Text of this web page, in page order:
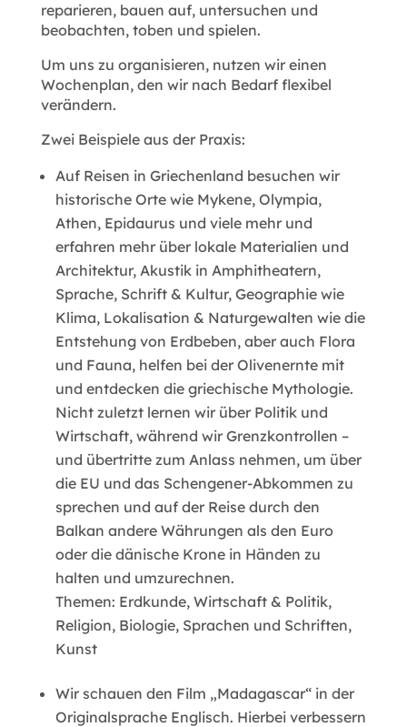
reparieren, bauen auf, untersuchen und
beobachten, toben und spielen.
Um uns zu organisieren, nutzen wir einen
Wochenplan, den wir nach Bedarf flexibel
verändern.
Zwei Beispiele aus der Praxis:
Auf Reisen in Griechenland besuchen wir
historische Orte wie Mykene, Olympia,
Athen, Epidaurus und viele mehr und
erfahren mehr über lokale Materialien und
Architektur, Akustik in Amphitheatern,
Sprache, Schrift & Kultur, Geographie wie
Klima, Lokalisation & Naturgewalten wie die
Entstehung von Erdbeben, aber auch Flora
und Fauna, helfen bei der Olivenernte mit
und entdecken die griechische Mythologie.
Nicht zuletzt lernen wir über Politik und
Wirtschaft, während wir Grenzkontrollen –
und übertritte zum Anlass nehmen, um über
die EU und das Schengener-Abkommen zu
sprechen und auf der Reise durch den
Balkan andere Währungen als den Euro
oder die dänische Krone in Händen zu
halten und umzurechnen.
Themen: Erdkunde, Wirtschaft & Politik,
Religion, Biologie, Sprachen und Schriften,
Kunst
Wir schauen den Film „Madagascar“ in der
Originalsprache Englisch. Hierbei verbessern